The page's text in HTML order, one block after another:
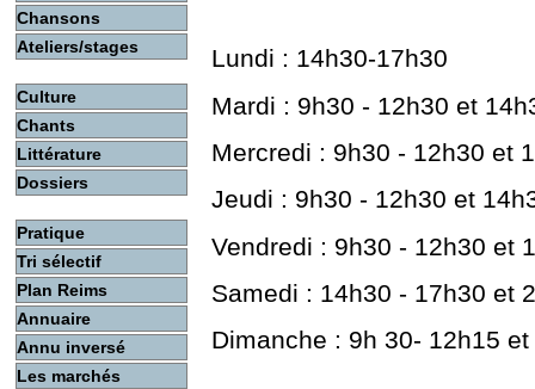
Chansons
Ateliers/stages
Culture
Chants
Littérature
Dossiers
Pratique
Tri sélectif
Plan Reims
Annuaire
Annu inversé
Les marchés
Lundi : 14h30-17h30
Mardi : 9h30 - 12h30 et
Mercredi : 9h30 - 12h30 et
Jeudi : 9h30 - 12h30 et
Vendredi : 9h30 - 12h30 et
Samedi : 14h30 - 17h30 et
Dimanche : 9h 30- 12h15